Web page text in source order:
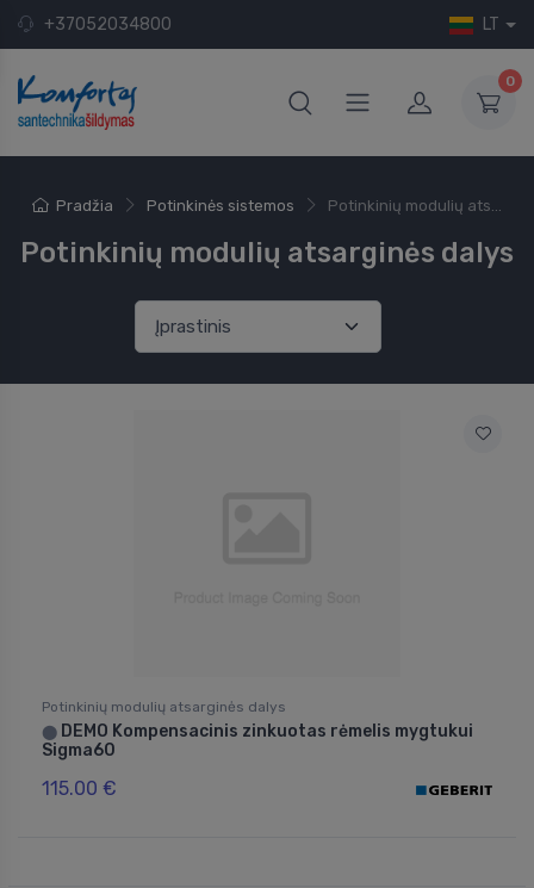
+37052034800 LT
0
Pradžia Potinkinės sistemos Potinkinių modulių ats...
Potinkinių modulių atsarginės dalys
Potinkinių modulių atsarginės dalys
⬤ DEMO Kompensacinis zinkuotas rėmelis mygtukui
Sigma60
115.00 €